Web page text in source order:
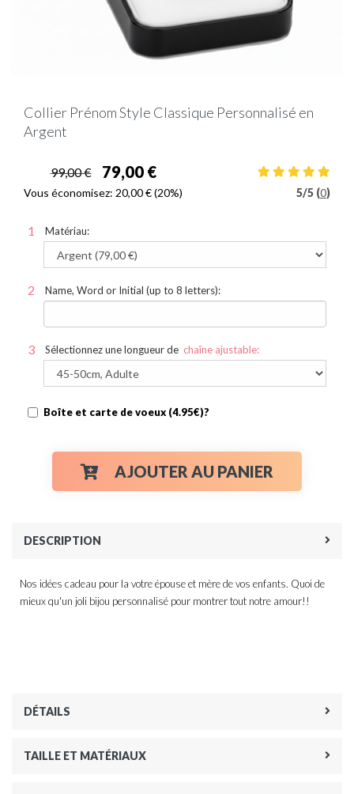
Collier Prénom Style Classique Personnalisé en
Argent
99,00 € 79,00 €
Vous économisez: 20,00 €(20%) 5/5 (0)
Matériau:
Name, Word or Initial (up to 8 letters):
Sélectionnez une longueur de chaîne ajustable:
Boîte et carte de voeux (4.95€)?
AJOUTER AU PANIER
DESCRIPTION
Nos idées cadeau pour la votre épouse et mère de vos enfants. Quoi de
mieux qu'un joli bijou personnalisé pour montrer tout notre amour!!
DÉTAILS
TAILLE ET MATÉRIAUX